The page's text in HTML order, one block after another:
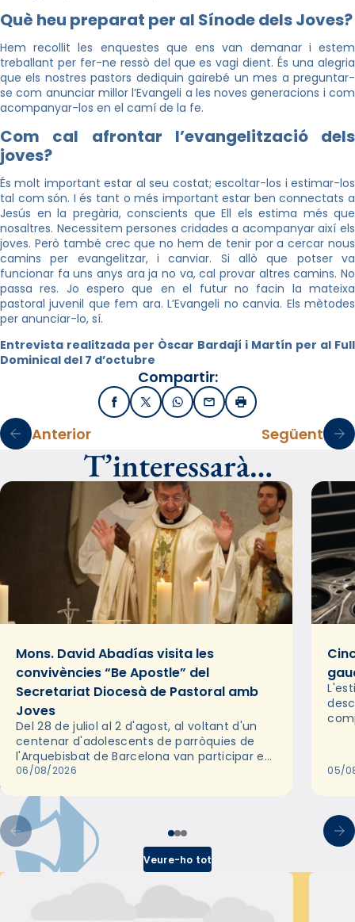
Què heu preparat per al Sínode dels Joves?
Hem recollit les enquestes que ens van demanar i estem
treballant per fer-ne ressò del que es vagi dient. És una alegria
que els nostres pastors dediquin gairebé un mes a preguntar-
se com anunciar millor l’Evangeli a les noves generacions i com
acompanyar-los en el camí de la fe.
Com cal afrontar l’evangelització dels
joves?
És molt important estar al seu costat; escoltar-los i estimar-los
tal com són. I és tant o més important estar ben connectats a
Jesús en la pregària, conscients que Ell els estima més que
nosaltres. Necessitem persones cridades a acompanyar així els
joves. Però també crec que no hem de tenir por a cercar nous
camins per evangelitzar, i canviar. Si allò que potser va
funcionar fa uns anys ara ja no va, cal provar altres camins. No
passa res. Jo espero que en el futur no facin la mateixa
pastoral juvenil que fem ara. L’Evangeli no canvia. Els mètodes
per anunciar-lo, sí.
Entrevista realitzada per Òscar Bardají i Martín per al Full
Dominical del 7 d’octubre
Compartir:
FacebookX / TwitterWhatsApp
EmailImprimir
Anterior Següent
T’interessarà…
Mons. David Abadías visita les
convivències “Be Apostle” del
Secretariat Diocesà de Pastoral amb
Joves
Del 28 de juliol al 2 d'agost, al voltant d'un
centenar d'adolescents de parròquies de
l'Arquebisbat de Barcelona van participar en
les convivències Be Apostle, organitzades
06/08/2026 05/
Veure-ho tot